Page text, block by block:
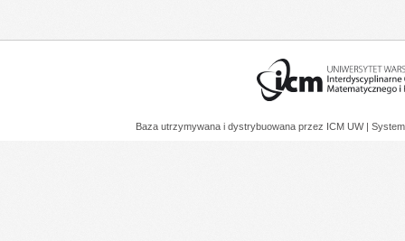
Baza utrzymywana i dystrybuowana przez ICM UW |